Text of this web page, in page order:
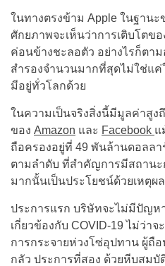
ในทางตรงข้าม Apple ในฐาน
ศักยภาพจะเห็นว่าการเติบโตข
ค่อนข้างชะลอตัว อย่างไรก็ตา
สำรองจำนวนมากที่สุดไม่ใช่แค่
มีอยู่ทั่วโลกด้วย
ในความเป็นจริงสิ่งนี้มีมูลค่าสูง
ของ Amazon และ Facebook แ
ถือครองอยู่ที่ 49 พันล้านดอลล
ตามลำดับ ที่สำคัญการมีสถานะ
มากนั้นเป็นประโยชน์ด้วยเหตุผ
ประการแรก บริษัทจะไม่มีปัญ
เกี่ยวข้องกับ COVID-19 ไม่ว่า
การกระจายห่วงโซ่อุปทาน ผู้ถื
กลัว ประการที่สอง ด้วยหีบสม